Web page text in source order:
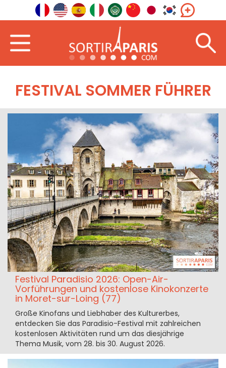
FESTIVAL SOMMER FÜHRER
Festival Paradisio 2026: Open-Air-
Vorführungen und kostenlose Kinokonzerte
in Moret-sur-Loing (77)
Große Kinofans und Liebhaber des Kulturerbes,
entdecken Sie das Paradisio-Festival mit zahlreichen
kostenlosen Aktivitäten rund um das diesjährige
Thema Musik, vom 28. bis 30. August 2026.